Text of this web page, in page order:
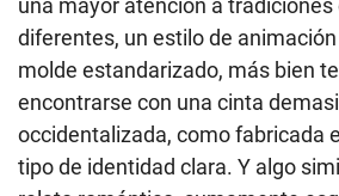
diferentes, un estilo de
molde estandarizado, más bien
encontrarse con una cinta
occidentalizada, como fabricada
tipo de identidad clara. Y algo